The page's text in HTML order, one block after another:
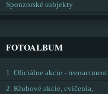
Sponzorské subjekty
FOTOALBUM
1. Oficiálne akcie - reenactment
2. Klubové akcie, cvičenia,